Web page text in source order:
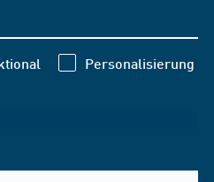
Personalisierung